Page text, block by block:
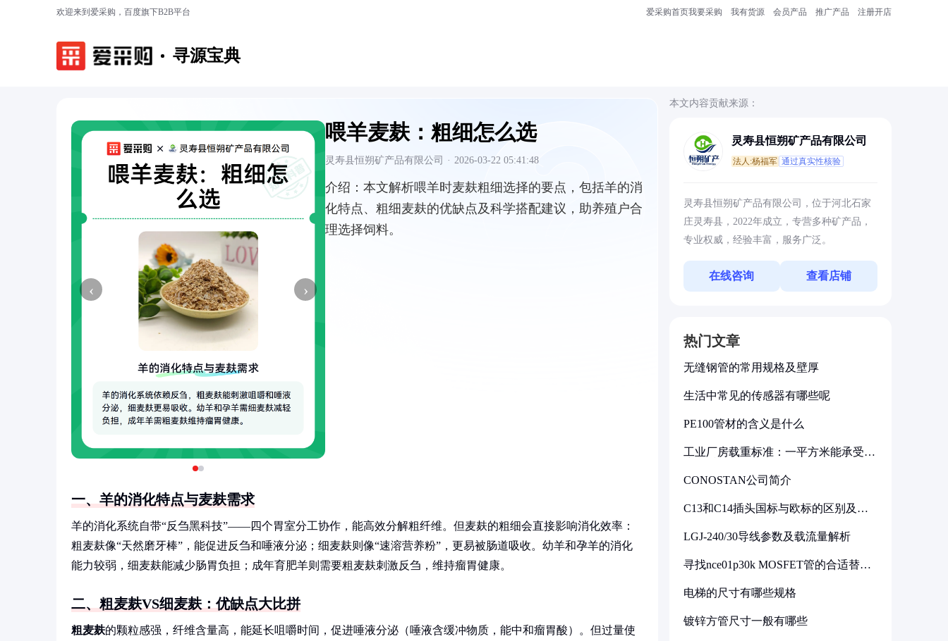
欢迎来到爱采购，百度旗下B2B平台 爱采购首页我要采购 我有货源 会员产品 推广产品 注册开店
寻源宝典
‹ ›
喂羊麦麸：粗细怎么选
灵寿县恒朔矿产品有限公司 · 2026-03-22 05:41:48
介绍： 本文解析喂羊时麦麸粗细选择的要点，包括羊的消
化特点、粗细麦麸的优缺点及科学搭配建议，助养殖户合
理选择饲料。
一、羊的消化特点与麦麸需求
羊的消化系统自带“反刍黑科技”——四个胃室分工协作，能高效分解粗纤维。但麦麸的粗细会直接影响消化效率：
粗麦麸像“天然磨牙棒”，能促进反刍和唾液分泌；细麦麸则像“速溶营养粉”，更易被肠道吸收。幼羊和孕羊的消化
能力较弱，细麦麸能减少肠胃负担；成年育肥羊则需要粗麦麸刺激反刍，维持瘤胃健康。
二、粗麦麸VS细麦麸：优缺点大比拼
粗麦麸的颗粒感强，纤维含量高，能延长咀嚼时间，促进唾液分泌（唾液含缓冲物质，能中和瘤胃酸）。但过量使
本文内容贡献来源：
灵寿县恒朔矿产品有限公司
法人:杨福军 通过真实性核验
灵寿县恒朔矿产品有限公司，位于河北石家
庄灵寿县，2022年成立，专营多种矿产品，
专业权威，经验丰富，服务广泛。
在线咨询 查看店铺
热门文章
无缝钢管的常用规格及壁厚
生活中常见的传感器有哪些呢
PE100管材的含义是什么
工业厂房载重标准：一平方米能承受多
CONOSTAN公司简介
C13和C14插头国标与欧标的区别及其
LGJ-240/30导线参数及载流量解析
寻找nce01p30k MOSFET管的合适替代
电梯的尺寸有哪些规格
镀锌方管尺寸一般有哪些